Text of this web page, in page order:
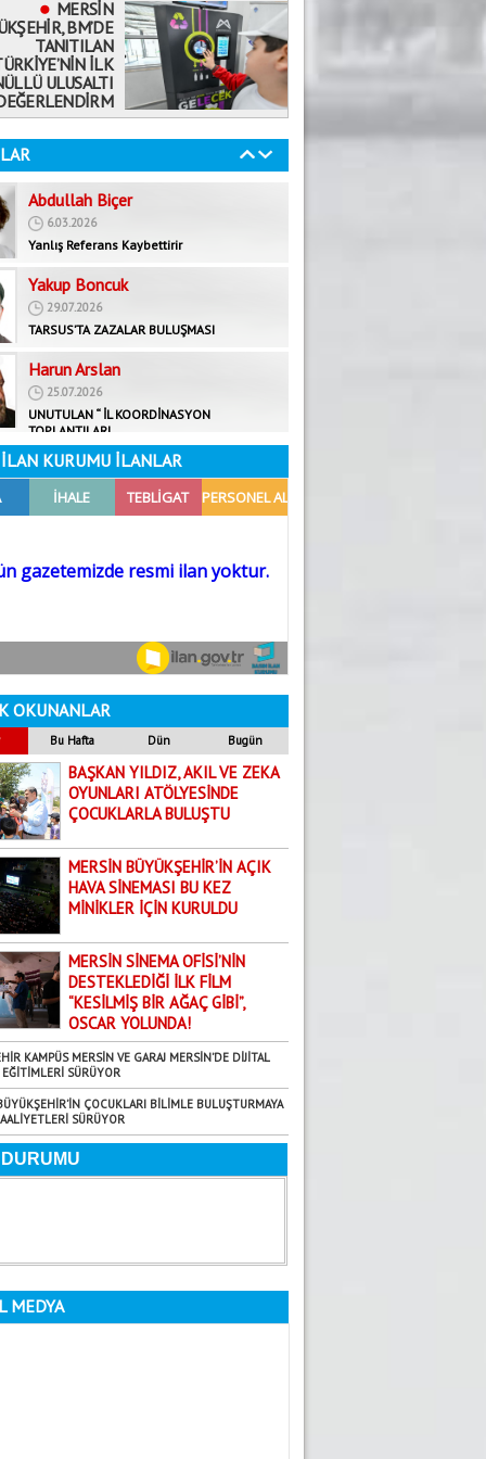
MERSİN
BM’DE
TANITILAN
İLK
ULUSALTI
Mehmet Selvi
19.08.2020
ÖKÜZ ÖLDÜ ORTAKLIK BOZULDU!
Abdullah Biçer
6.03.2026
Yanlış Referans Kaybettirir
Yakup Boncuk
29.07.2026
TARSUS’TA ZAZALAR BULUŞMASI
Harun Arslan
25.07.2026
UNUTULAN “ İL KOORDİNASYON
Fatma Yardımcı
29.08.2025
Bir milletin kaderini çizen iki zafer!
Faruk Rifaioğlu
22.09.2025
BALTANIN… HANÇERİ KIRDIĞI O GÜN
18.06.2026
Yaz Ayları Artık Bir Mevsim Değil; Uyarı
5.08.2026
Mehmet Selvi
19.08.2020
ÖKÜZ ÖLDÜ ORTAKLIK BOZULDU!
Abdullah Biçer
6.03.2026
Yanlış Referans Kaybettirir
Yakup Boncuk
29.07.2026
TARSUS’TA ZAZALAR BULUŞMASI
Harun Arslan
25.07.2026
UNUTULAN “ İL KOORDİNASYON
TOPLANTILARI
Fatma Yardımcı
29.08.2025
Bir milletin kaderini çizen iki zafer!
Faruk Rifaioğlu
22.09.2025
BALTANIN… HANÇERİ KIRDIĞI O GÜN
Yaz Ayları Artık Bir Mevsim Değil; Uyarı
Gündoğdu Yıldırım
5.08.2026
KURUMU İLANLAR
OKUNANLAR
Bu Hafta Dün Bugün
BAŞKAN YILDIZ, AKIL VE ZEKA
OYUNLARI ATÖLYESİNDE
ÇOCUKLARLA BULUŞTU
MERSİN BÜYÜKŞEHİR’İN AÇIK
HAVA SİNEMASI BU KEZ
MİNİKLER İÇİN KURULDU
MERSİN SİNEMA OFİSİ’NİN
DESTEKLEDİĞİ İLK FİLM
“KESİLMİŞ BİR AĞAÇ GİBİ”,
OSCAR YOLUNDA!
KAMPÜS MERSİN VE GARAJ MERSİN’DE DİJİTAL
SÜRÜYOR
ÇOCUKLARI BİLİMLE BULUŞTURMAYA
SÜRÜYOR
MEDYA